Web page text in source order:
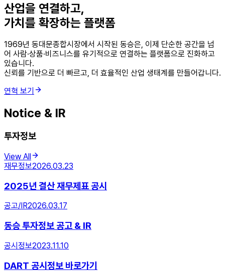
산업을 연결하고,
가치를 확장하는 플랫폼
1969년 동대문종합시장에서 시작된 동승은, 이제 단순한 공간을 넘
어 사람·상품·비즈니스를 유기적으로 연결하는 플랫폼으로 진화하고
있습니다.
신뢰를 기반으로 더 빠르고, 더 효율적인 산업 생태계를 만들어갑니다.
연혁 보기
Notice & IR
투자정보
View All
재무정보2026.03.23
2025년 결산 재무제표 공시
공고/IR2026.03.17
동승 투자정보 공고 & IR
공시정보2023.11.10
DART 공시정보 바로가기